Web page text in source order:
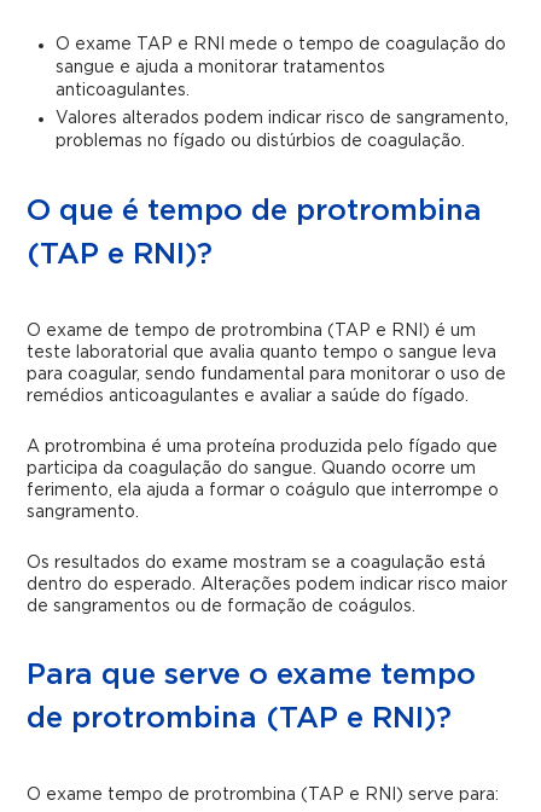
O exame TAP e RNI mede o tempo de coagulação do
sangue e ajuda a monitorar tratamentos
anticoagulantes.
Valores alterados podem indicar risco de sangramento,
problemas no fígado ou distúrbios de coagulação.
O que é tempo de protrombina
(TAP e RNI)?
O exame de tempo de protrombina (TAP e RNI) é um
teste laboratorial que avalia quanto tempo o sangue leva
para coagular, sendo fundamental para monitorar o uso de
remédios anticoagulantes e avaliar a saúde do fígado.
A protrombina é uma proteína produzida pelo fígado que
participa da coagulação do sangue. Quando ocorre um
ferimento, ela ajuda a formar o coágulo que interrompe o
sangramento.
Os resultados do exame mostram se a coagulação está
dentro do esperado. Alterações podem indicar risco maior
de sangramentos ou de formação de coágulos.
Para que serve o exame tempo
de protrombina (TAP e RNI)?
O exame tempo de protrombina (TAP e RNI) serve para: